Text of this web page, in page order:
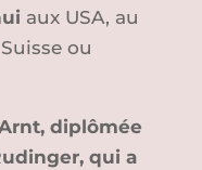
aux USA, au
ou
diplômée
qui a